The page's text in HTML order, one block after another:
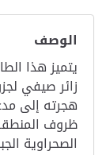
الوصف
يتميز هذا
زائر صيفي
هجرته إلى
ظروف
الصحراوية